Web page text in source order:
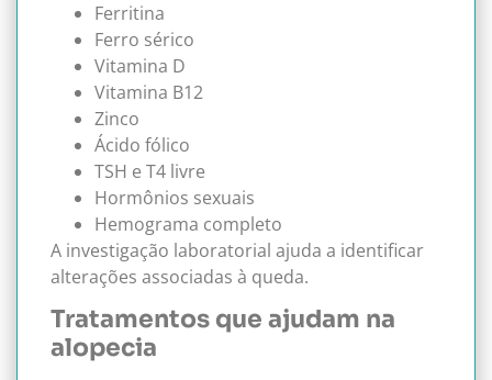
Ferritina
Ferro sérico
Vitamina D
Vitamina B12
Zinco
Ácido fólico
TSH e T4 livre
Hormônios sexuais
Hemograma completo
A investigação laboratorial ajuda a identificar
alterações associadas à queda.
Tratamentos que ajudam na
alopecia